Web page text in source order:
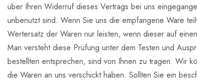
über Ihren Widerruf dieses Vertrags bei uns
unbenutzt sind. Wenn Sie uns die empfangene Ware
Wertersatz der Waren nur leisten, wenn dieser auf
Man versteht diese Prüfung unter dem Testen und
bestellten entsprechen, sind von Ihnen zu tragen. Wir
die Waren an uns verschickt haben. Sollten Sie ein